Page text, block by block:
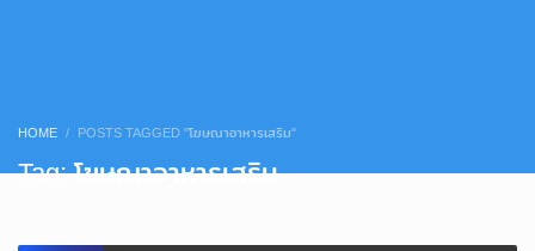
HOME POSTS TAGGED "โฆษณาอาหารเสริม"
Tag: โฆษณาอาหารเสริม